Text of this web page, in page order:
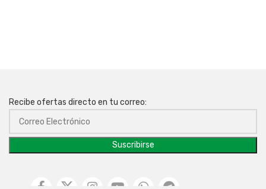
Recibe ofertas directo en tu correo: